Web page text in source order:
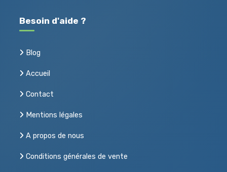
Besoin d'aide ?
Blog
Accueil
Contact
Mentions légales
A propos de nous
Conditions générales de vente